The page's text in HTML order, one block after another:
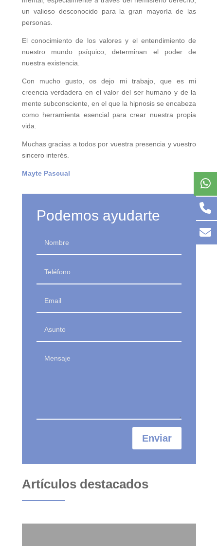
un valioso desconocido para la gran mayoría de las
personas.
El conocimiento de los valores y el entendimiento de
nuestro mundo psíquico, determinan el poder de
nuestra existencia.
Con mucho gusto, os dejo mi trabajo, que es mi
creencia verdadera en el valor del ser humano y de la
mente subconsciente, en el que la hipnosis se encabeza
como herramienta esencial para crear nuestra propia
vida.
Muchas gracias a todos por vuestra presencia y vuestro
sincero interés.
Mayte Pascual
Podemos ayudarte
Enviar
Artículos destacados